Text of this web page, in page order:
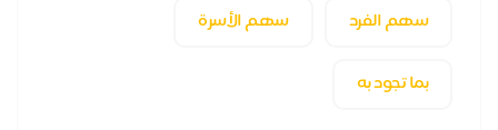
سهم الفرد
سهم الأسرة
بما تجود به